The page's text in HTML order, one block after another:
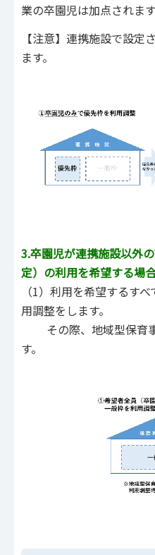
業の卒園児は加点されます
【注意】連携施設で設定
ます。
3.卒園児が連携施設以外
定）の利用を希望する場
（1）利用を希望するす
用調整をします。
その際、地域型保育
す。